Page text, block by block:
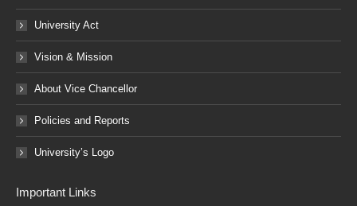
University Act
Vision & Mission
About Vice Chancellor
Policies and Reports
University’s Logo
Important Links